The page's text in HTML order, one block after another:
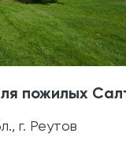
пожилых
г. Реутов